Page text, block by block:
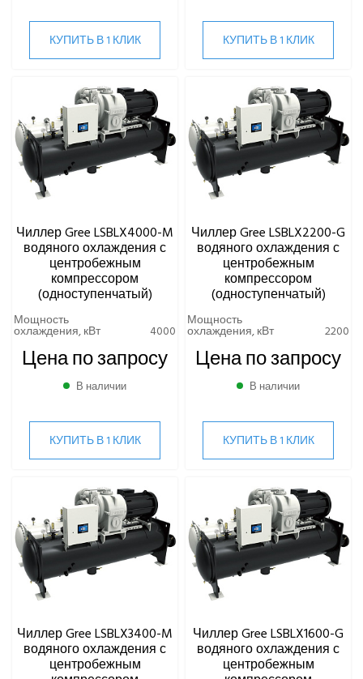
КУПИТЬ В 1 КЛИК КУПИТЬ В 1 КЛИК
Чиллер Gree LSBLX4000-M
водяного охлаждения с
центробежным
компрессором
(одноступенчатый)
Мощность
охлаждения, кВт 4000
Цена по запросу
В наличии
КУПИТЬ В 1 КЛИК
Чиллер Gree LSBLX2200-G
водяного охлаждения с
центробежным
компрессором
(одноступенчатый)
Мощность
охлаждения, кВт 2200
Цена по запросу
В наличии
КУПИТЬ В 1 КЛИК
Чиллер Gree LSBLX3400-M
водяного охлаждения с
центробежным
Чиллер Gree LSBLX1600-G
водяного охлаждения с
центробежным